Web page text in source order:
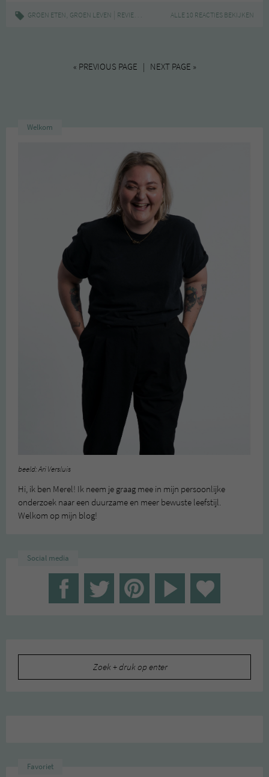
–
GROEN ETEN, GROEN LEVEN REVIEW , ,VEGAN,VEGGIEDELI.NL,ZURE
ALLE 10 REACTIES BEKIJKEN
« PREVIOUS PAGE | NEXT PAGE »
Welkom
beeld: Ari Versluis
Hi, ik ben Merel! Ik neem je graag mee in mijn persoonlijke
onderzoek naar een duurzame en meer bewuste leefstijl.
Welkom op mijn blog!
Social media
Favoriet